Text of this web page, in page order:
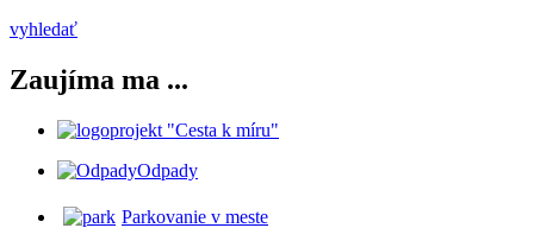
vyhledať
Zaujíma ma ...
projekt "Cesta k míru"
Odpady
Parkovanie v meste